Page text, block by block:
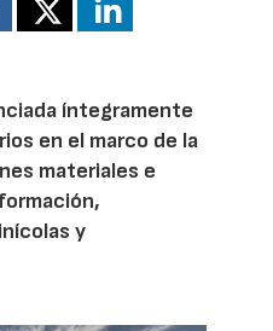
íntegramente
en el marco de la
materiales e
y